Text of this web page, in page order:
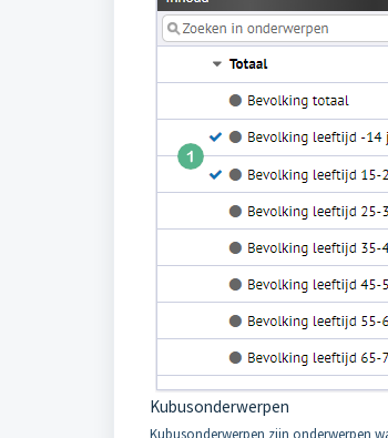
Kubusonderwerpen
Kubusonderwerpen zijn onderwerpen